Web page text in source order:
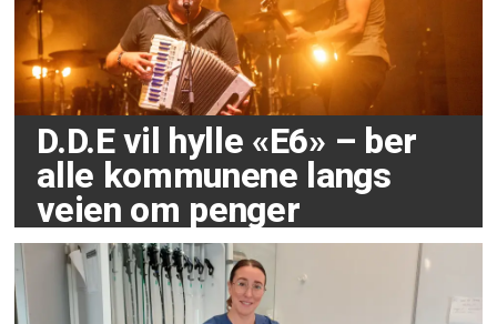
D.D.E vil hylle «E6» – ber
alle kommunene langs
veien om penger